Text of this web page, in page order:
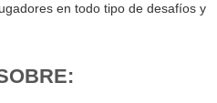
en todo tipo de desafíos y